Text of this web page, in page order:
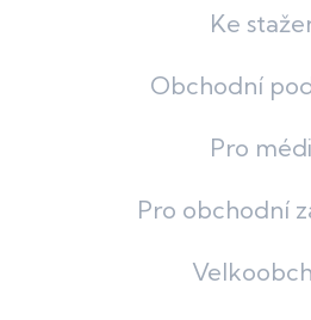
Ke
Obchodní
Pro
Pro obchodní